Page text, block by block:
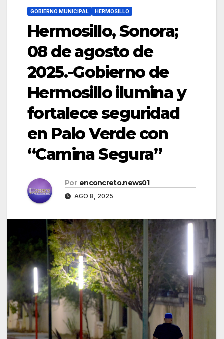
GOBIERNO MUNICIPAL HERMOSILLO
Hermosillo, Sonora;
08 de agosto de
2025.-Gobierno de
Hermosillo ilumina y
fortalece seguridad
en Palo Verde con
“Camina Segura”
Por enconcreto.news01
AGO 8, 2025